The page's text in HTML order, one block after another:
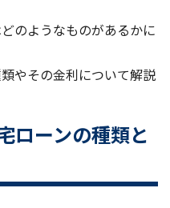
のようなものがあるかに
やその金利について解説
ローンの種類と